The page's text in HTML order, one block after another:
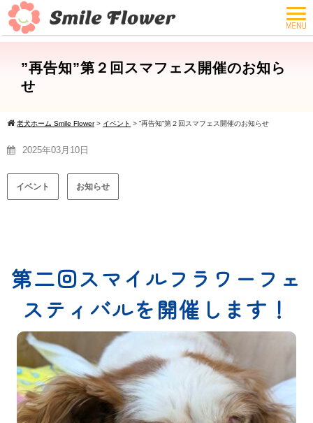
”再告知”第２回スマフェス開催のお知ら
せ
老犬ホーム Smile Flower> イベント > ”再告知”第２回スマフェス開催のお知らせ
2025年03月10日
イベント お知らせ
第二回スマイルフラワーフェ
スティバルを開催します！